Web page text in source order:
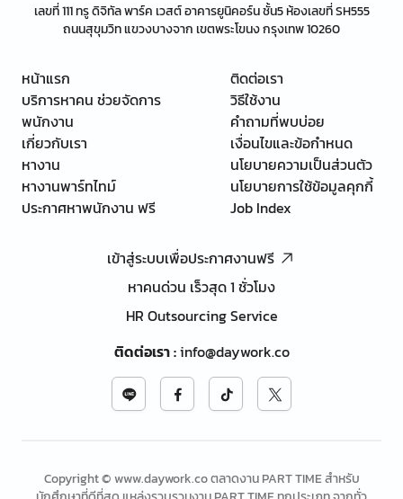
เลขที่ 111 ทรู ดิจิทัล พาร์ค เวสต์ อาคารยูนิคอร์น ชั้น5 ห้องเลขที่ SH555
ถนนสุขุมวิท แขวงบางจาก เขตพระโขนง กรุงเทพ 10260
หน้าแรก
บริการหาคน ช่วยจัดการ
พนักงาน
เกี่ยวกับเรา
หางาน
หางานพาร์ทไทม์
ประกาศหาพนักงาน ฟรี
ติดต่อเรา
วิธีใช้งาน
คำถามที่พบบ่อย
เงื่อนไขและข้อกำหนด
นโยบายความเป็นส่วนตัว
นโยบายการใช้ข้อมูลคุกกี้
Job Index
เข้าสู่ระบบเพื่อประกาศงานฟรี
หาคนด่วน เร็วสุด 1 ชั่วโมง
HR Outsourcing Service
ติดต่อเรา:info@daywork.co
Copyright © www.daywork.co ตลาดงาน PART TIME สำหรับ